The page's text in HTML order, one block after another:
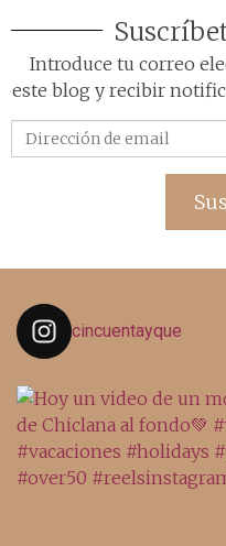
Introduce tu correo
este blog y recibir
cincuentayque